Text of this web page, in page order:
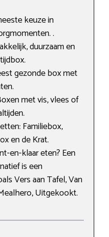
keuze in
.
duurzaam en
gezonde box met
met vis, vlees of
Familiebox,
en de Krat.
en-klaar eten? Een
is een
Vers aan Tafel, Van
Uitgekookt.